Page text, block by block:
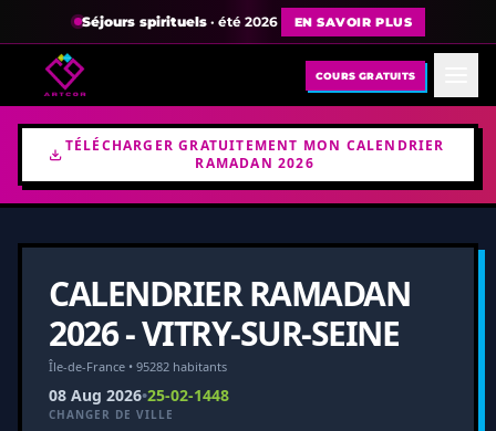
Séjours spirituels· été 2026 EN SAVOIR PLUS
COURS GRATUITS
TÉLÉCHARGER GRATUITEMENT MON CALENDRIER
RAMADAN 2026
CALENDRIER RAMADAN
2026 - VITRY-SUR-SEINE
Île-de-France • 95282 habitants
08 Aug 2026•25-02-1448
CHANGER DE VILLE